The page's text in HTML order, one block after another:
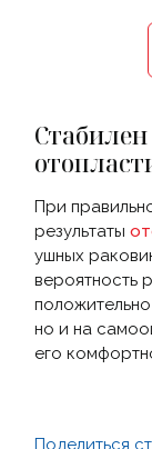
При
результаты
ушных
вероятность
но и на
его
Поделиться